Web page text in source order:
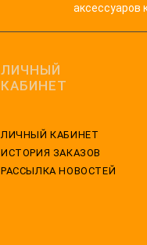
аксессуаров
ЛИЧНЫЙ
КАБИНЕТ
ЛИЧНЫЙ КАБИНЕТ
ИСТОРИЯ ЗАКАЗОВ
РАССЫЛКА НОВОСТЕЙ